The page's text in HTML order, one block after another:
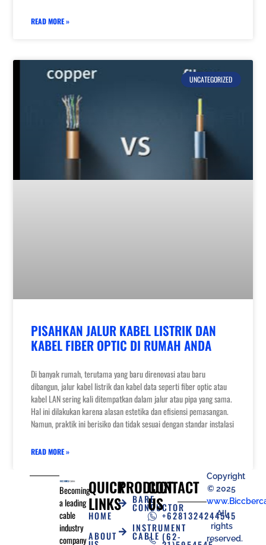
READ MORE »
UNCATEGORIZED
PISAHKAN JALUR KABEL LISTRIK DAN
KABEL FIBER OPTIC DI RUMAH ANDA
Di banyak rumah, terutama yang baru direnovasi atau baru
dibangun, jalur kabel listrik dan kabel data seperti fiber optic atau
kabel LAN sering kali ditempatkan dalam jalur atau pipa yang sama.
Hal ini dilakukan karena alasan estetika dan efisiensi pemasangan.
Namun, praktik ini berisiko dan tidak sesuai dengan standar instalasi
READ MORE »
Becoming
a leading
cable
industry
company
QUICK
LINKS
HOME
ABOUT
PRODUCT
BARE
CONDUCTOR
INSTRUMENT
CABLE
CONTACT
US
+6281324244545
(62-
Copyright
© 2025
All
rights
reserved.